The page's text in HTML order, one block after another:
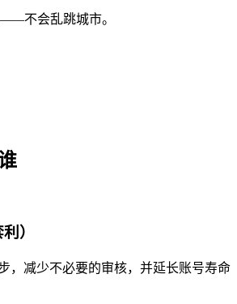
不会乱跳城市。
）
，减少不必要的审核，并延长账号寿命